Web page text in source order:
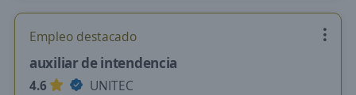
Empleo destacado
auxiliar de intendencia
4.6
UNITEC